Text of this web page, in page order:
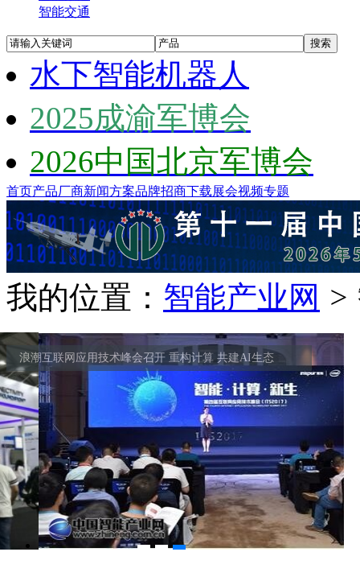
智能交通
水下智能机器人
2025成渝军博会
2026中国北京军博会
首页产品厂商新闻方案品牌招商下载展会视频专题
我的位置： 智能产业网 >
浪潮互联网应用技术峰会召开 重构计算 共建AI生态